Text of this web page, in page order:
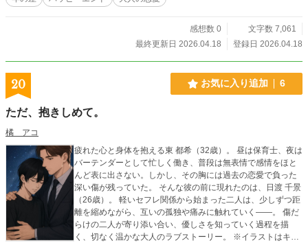
感想数 0
文字数 7,061
最終更新日 2026.04.18
登録日 2026.04.18
20 お気に入り追加 6
ただ、抱きしめて。
橘 アコ
疲れた心と身体を抱える東 都希（32歳）。 昼は保育士、夜は
バーテンダーとして忙しく働き、普段は無表情で感情をほと
んど表に出さない。しかし、その胸には過去の恋愛で負った
深い傷が残っていた。 そんな彼の前に現れたのは、日渡 千景
（26歳）。 軽いセフレ関係から始まった二人は、少しずつ距
離を縮めながら、互いの孤独や痛みに触れていく――。 傷だ
らけの二人が寄り添い合い、優しさを知っていく過程を描
く、切なく温かな大人のラブストーリー。 ※イラストはキャ